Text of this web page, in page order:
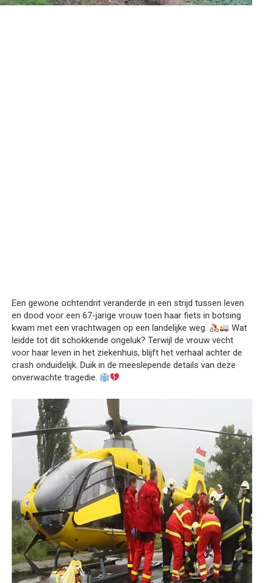
Een gewone ochtendrit veranderde in een strijd tussen leven
en dood voor een 67-jarige vrouw toen haar fiets in botsing
kwam met een vrachtwagen op een landelijke weg.
Wat
leidde tot dit schokkende ongeluk? Terwijl de vrouw vecht
voor haar leven in het ziekenhuis, blijft het verhaal achter de
crash onduidelijk. Duik in de meeslepende details van deze
onverwachte tragedie.